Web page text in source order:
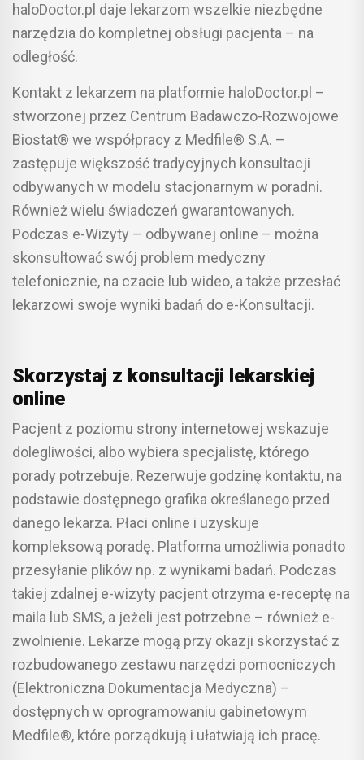
haloDoctor.pl daje lekarzom wszelkie niezbędne
narzędzia do kompletnej obsługi pacjenta – na
odległość.
Kontakt z lekarzem na platformie haloDoctor.pl –
stworzonej przez Centrum Badawczo-Rozwojowe
Biostat® we współpracy z Medfile® S.A. –
zastępuje większość tradycyjnych konsultacji
odbywanych w modelu stacjonarnym w poradni.
Również wielu świadczeń gwarantowanych.
Podczas e-Wizyty – odbywanej online – można
skonsultować swój problem medyczny
telefonicznie, na czacie lub wideo, a także przesłać
lekarzowi swoje wyniki badań do e-Konsultacji.
Skorzystaj z konsultacji lekarskiej
online
Pacjent z poziomu strony internetowej wskazuje
dolegliwości, albo wybiera specjalistę, którego
porady potrzebuje. Rezerwuje godzinę kontaktu, na
podstawie dostępnego grafika określanego przed
danego lekarza. Płaci online i uzyskuje
kompleksową poradę. Platforma umożliwia ponadto
przesyłanie plików np. z wynikami badań. Podczas
takiej zdalnej e-wizyty pacjent otrzyma e-receptę na
maila lub SMS, a jeżeli jest potrzebne – również e-
zwolnienie. Lekarze mogą przy okazji skorzystać z
rozbudowanego zestawu narzędzi pomocniczych
(Elektroniczna Dokumentacja Medyczna) –
dostępnych w oprogramowaniu gabinetowym
Medfile®, które porządkują i ułatwiają ich pracę.